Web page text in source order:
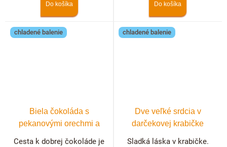
Do košíka Do košíka
chladené balenie
Biela čokoláda s
pekanovými orechmi a
lyofilizovanými jahodami
Cesta k dobrej čokoláde je
chladené balenie
Dve veľké srdcia v
darčekovej krabičke
Sladká láska v krabičke.